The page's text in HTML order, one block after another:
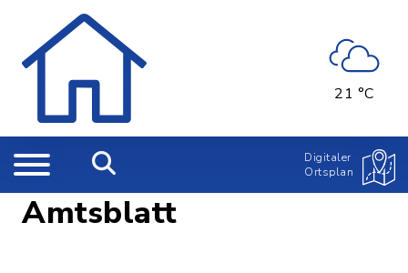
21 °C
Digitaler
Ortsplan
Amtsblatt